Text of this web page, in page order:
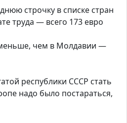
строчку в списке стран
труда — всего 173 евро
чем в Молдавии —
республики СССР стать
надо было постараться,